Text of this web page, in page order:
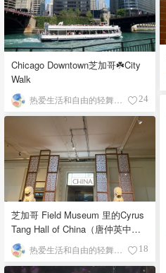
Chicago Downtown芝加哥☘️City
Walk
热爱生活和自由的轻舞飞扬 24
芝加哥 Field Museum 里的Cyrus
Tang Hall of China（唐仲英中国
馆）
18